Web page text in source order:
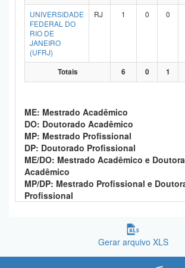
UNIVERSIDADE
FEDERAL DO
RIO DE
JANEIRO
(UFRJ)
RJ 1 0 0
Totais 6 0 1
ME: Mestrado Acadêmico
DO: Doutorado Acadêmico
MP: Mestrado Profissional
DP: Doutorado Profissional
ME/DO: Mestrado Acadêmico e
Acadêmico
MP/DP: Mestrado Profissional e
Profissional
Gerar arquivo XLS